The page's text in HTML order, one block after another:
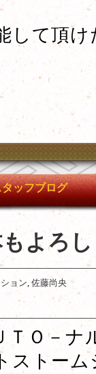
して頂
タッフブログ
よろ
ョン, 佐藤尚央
ＴＯ－ナ
トーム